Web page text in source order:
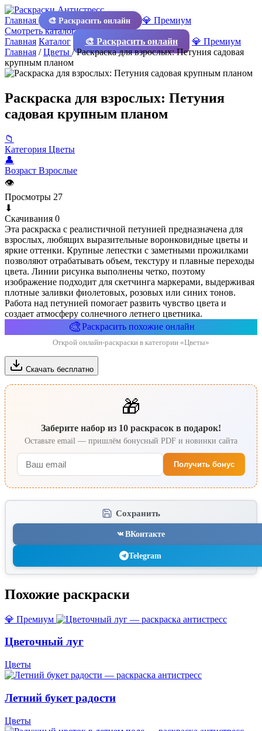
Главная 🎨 Раскрасить онлайн
💎 Премиум
Смотреть каталог
Главная Каталог 🎨 Раскрасить онлайн
💎 Премиум
Главная /Цветы /Раскраска для взрослых: Петуния садовая
крупным планом
Раскраска для взрослых: Петуния
садовая крупным планом
📁
Категория Цветы
👤
Возраст Взрослые
👁
Просмотры 27
⬇
Скачивания 0
Эта раскраска с реалистичной петунией предназначена для
взрослых, любящих выразительные воронковидные цветы и
яркие оттенки. Крупные лепестки с заметными прожилками
позволяют отрабатывать объем, текстуру и плавные переходы
цвета. Линии рисунка выполнены четко, поэтому
изображение подходит для скетчинга маркерами, выдерживая
плотные заливки фиолетовых, розовых или синих тонов.
Работа над петунией помогает развить чувство цвета и
создает атмосферу солнечного летнего цветника.
🎨Раскрасить похожие онлайн
Открой онлайн-раскраски в категории «Цветы»
Скачать бесплатно
🎁
Заберите набор из 10 раскрасок в подарок!
Оставьте email — пришлём бонусный PDF и новинки сайта
Получить бонус
Сохранить
ВКонтакте
Telegram
Похожие раскраски
💎 Премиум
Цветочный луг
Цветы
Летний букет радости
Цветы